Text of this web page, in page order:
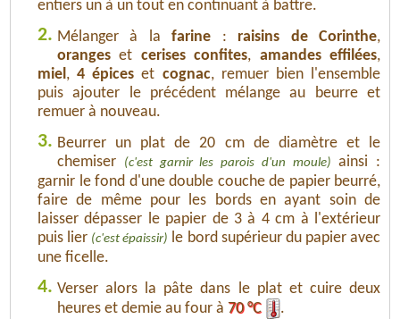
entiers un à un tout en continuant à battre.
2. Mélanger à lafarine : raisins de Corinthe,
oranges et cerises confites, amandes effilées,
miel ,4 épices et cognac, remuer bien l'ensemble
puis ajouter le précédent mélange au beurre et
remuer à nouveau.
3. Beurrer un plat de 20 cm de diamètre et le
chemiser
(c'est garnir les parois d'un moule) ainsi :
garnir le fond d'une double couche de papier beurré,
faire de même pour les bords en ayant soin de
laisser dépasser le papier de 3 à 4 cm à l'extérieur
puis lier (c'est épaissir) le bord supérieur du papier avec
une ficelle.
4. Verser alors la pâte dans le plat et cuire deux
heures et demie au four à 70 °C .